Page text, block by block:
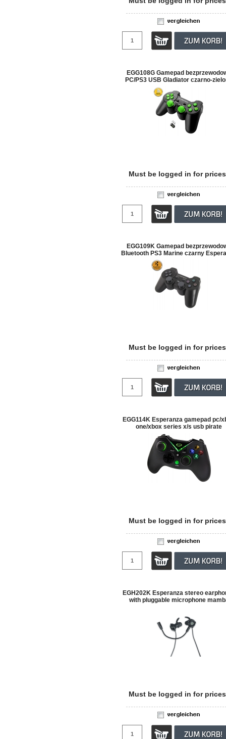
EGG108G Gamepad
PC/PS3 USB Gladiator czarno-
Must be logged in for
EGG109K Gamepad
Bluetooth PS3 Marine czarny
Must be logged in for
EGG114K Esperanza gamepad pc/
one/xbox series x/s usb pirate
Must be logged in for
EGH202K Esperanza stereo
with pluggable microphone
Must be logged in for